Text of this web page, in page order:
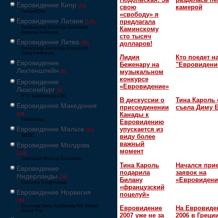
Евровидение Кипр [52]
Γιουροβίζιον
Евровидение Латвия [125]
Eirodziesma Eirovīzija Eirovīzijas
dziesmu konkurss
Евровидение Литва [65]
Eurovizijoje Eurovizija Eurovizijos
dainų konkursas
Евровидение
Лихтенштейн [6]
Евровидение
Люксембург [6]
RTL Luxembourg LSC
Евровидение Македония
[24]
Евровизија
Евровидение Мальта [51]
MESC
Евровидение Молдова
[134]
Concursul Muzical Eurovision
Евровидение
Нидерланды [26]
Eurovisie Songfestival
Евровидение Норвегия
[39]
Eurosong Sang Ryddesalg Nrk Melodi
Grand Prix
свою
«свободу» я
предлагала
Каминскому
сто тысяч
долларов!
камерой
Лидия
Беженару на
музыкальном
конкурсе
«Евровидение»
Кто поедет
В дискуссии о
присоединении
Канады к
Евровидению
упускается из
виду более
важный
момент
Тина Кароль
съела Диму
Тина Кароль
подарила
Билану
«французский
поцелуй»
Начался
заявок на
Евровидение
2007 уже не за
На
2006 в